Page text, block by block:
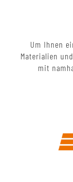
Um Ihnen
Materialien
mit